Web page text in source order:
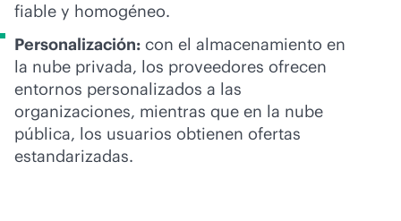
fiable y homogéneo.
Personalización: con el almacenamiento en
la nube privada, los proveedores ofrecen
entornos personalizados a las
organizaciones, mientras que en la nube
pública, los usuarios obtienen ofertas
estandarizadas.